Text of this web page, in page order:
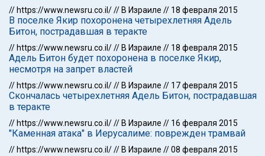
// https://www.newsru.co.il/// В Израиле // 18 февраля 2015
В поселке Якир похоронена четырехлетняя Адель
Битон, пострадавшая в теракте
// https://www.newsru.co.il/// В Израиле // 18 февраля 2015
Адель Битон будет похоронена в поселке Якир,
несмотря на запрет властей
// https://www.newsru.co.il/// В Израиле // 17 февраля 2015
Скончалась четырехлетняя Адель Битон, пострадавшая
в теракте
// https://www.newsru.co.il/// В Израиле // 16 февраля 2015
"Каменная атака" в Иерусалиме: поврежден трамвай
// https://www.newsru.co.il/// В Израиле //08 февраля 2015